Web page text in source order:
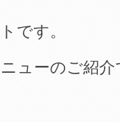
です。
ューのご紹介